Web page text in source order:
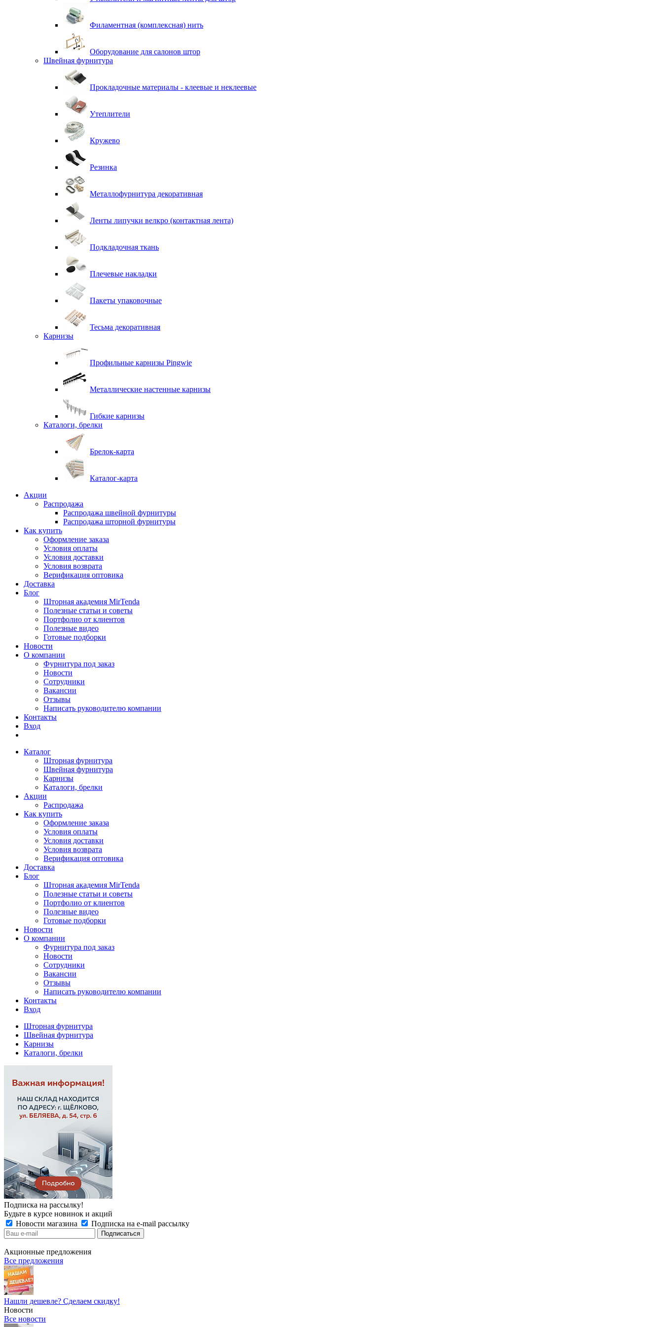
Филаментная (комплексная) нить
Оборудование для салонов штор
Швейная фурнитура
Прокладочные материалы - клеевые и неклеевые
Утеплители
Кружево
Резинка
Металлофурнитура декоративная
Ленты липучки велкро (контактная лента)
Подкладочная ткань
Плечевые накладки
Пакеты упаковочные
Тесьма декоративная
Карнизы
Профильные карнизы Pingwie
Металлические настенные карнизы
Гибкие карнизы
Каталоги, брелки
Брелок-карта
Каталог-карта
Акции
Распродажа
Распродажа швейной фурнитуры
Распродажа шторной фурнитуры
Как купить
Оформление заказа
Условия оплаты
Условия доставки
Условия возврата
Верификация оптовика
Доставка
Блог
Шторная академия MirTenda
Полезные статьи и советы
Портфолио от клиентов
Полезные видео
Готовые подборки
Новости
О компании
Фурнитура под заказ
Новости
Сотрудники
Вакансии
Отзывы
Написать руководителю компании
Контакты
Вход
Каталог
Шторная фурнитура
Швейная фурнитура
Карнизы
Каталоги, брелки
Акции
Распродажа
Как купить
Оформление заказа
Условия оплаты
Условия доставки
Условия возврата
Верификация оптовика
Доставка
Блог
Шторная академия MirTenda
Полезные статьи и советы
Портфолио от клиентов
Полезные видео
Готовые подборки
Новости
О компании
Фурнитура под заказ
Новости
Сотрудники
Вакансии
Отзывы
Написать руководителю компании
Контакты
Вход
Шторная фурнитура
Швейная фурнитура
Карнизы
Каталоги, брелки
Подписка на рассылку!
Будьте в курсе новинок и акций
Новости магазина
Подписка на e-mail рассылку
Акционные предложения
Все предложения
Нашли дешевле? Сделаем скидку!
Новости
Все новости